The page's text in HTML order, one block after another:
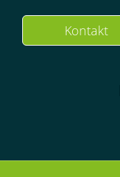
Kontakt